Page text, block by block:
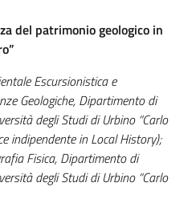
del patrimonio geologico in
Escursionistica e
Geologiche, Dipartimento di
degli Studi di Urbino “Carlo
indipendente in Local History);
Fisica, Dipartimento di
degli Studi di Urbino “Carlo